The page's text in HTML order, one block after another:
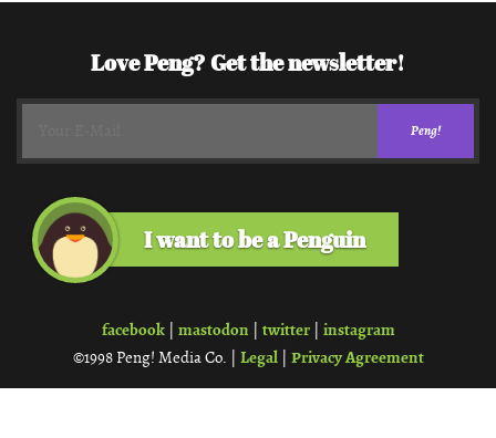
Love Peng? Get the newsletter!
I want to be a Penguin
facebook| mastodon twitter| instagram
©1998 Peng! Media Co. | Legal| Privacy Agreement